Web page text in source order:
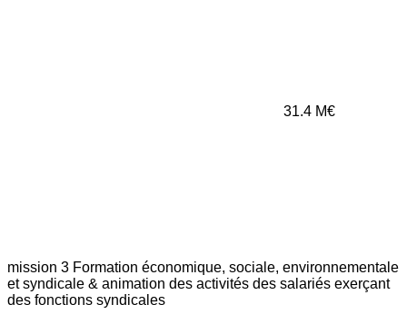
31.4 M€
mission 3 Formation économique, sociale, environnementale
et syndicale & animation des activités des salariés exerçant
des fonctions syndicales